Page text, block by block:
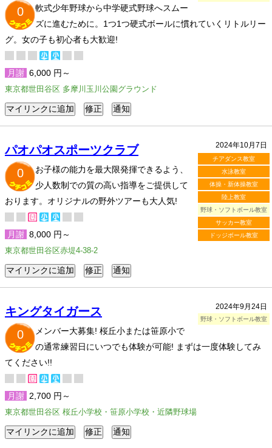
0
軟式少年野球から中学硬式野球へスムー
ズに進むために。1つ1つ硬式ボールに慣れていくリトルリー
グ。女の子も初心者も大歓迎!
月謝 6,000 円～
東京都世田谷区 多摩川玉川公園グラウンド
2024年10月7日
チアダンス教室
水泳教室
体操・新体操教室
陸上教室
野球・ソフトボール教室
サッカー教室
ドッジボール教室
パオパオスポーツクラブ
0
お子様の能力を最大限発揮できるよう、
少人数制での質の高い指導をご提供して
おります。オリジナルの野外ツアーも大人気!
月謝 8,000 円～
東京都世田谷区赤堤4-38-2
2024年9月24日
野球・ソフトボール教室
キングタイガース
0
メンバー大募集! 桜丘小または笹原小で
の通常練習日にいつでも体験が可能! まずは一度体験してみ
てください!!
月謝 2,700 円～
東京都世田谷区 桜丘小学校・笹原小学校・近隣野球場